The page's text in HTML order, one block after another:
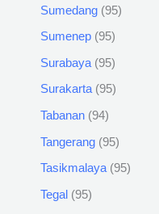
Sumedang 95
Sumenep 95
Surabaya 95
Surakarta 95
Tabanan 94
Tangerang 95
Tasikmalaya 95
Tegal 95